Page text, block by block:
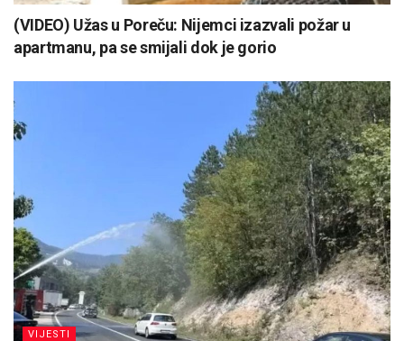
(VIDEO) Užas u Poreču: Nijemci izazvali požar u
apartmanu, pa se smijali dok je gorio
VIJESTI